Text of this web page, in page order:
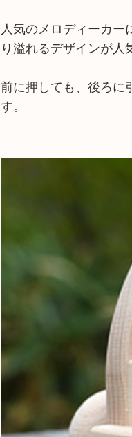
人気のメロディーカー
り溢れるデザインが人
前に押しても、後ろに
す。